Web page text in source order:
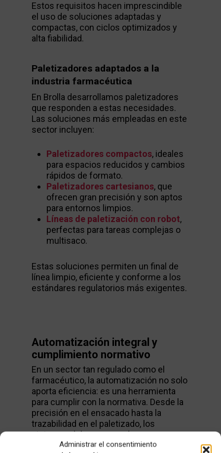
Administrar el consentimiento
Estos requisitos hacen imprescindible
el uso de soluciones adaptadas y
compactas, con ciclos optimizados y
alta fiabilidad.
Paletizadores adaptados a la
industria farmacéutica
En Brolla desarrollamos paletizadores
que responden a estas necesidades.
Las soluciones más empleadas en este
sector incluyen:
Paletizadores compactos, ideales
para espacios reducidos y cambios
rápidos de formato.
Paletizadores cartesianos, que
ofrecen gran precisión y son aptos
para entornos limpios.
Líneas de paletización con robot,
perfectas para tareas complejas o
multisaco.
Estas soluciones permiten un final de
línea limpio, eficiente y conforme a los
estándares regulatorios más exigentes.
Automatización integral y
cumplimiento normativo
En un sector tan regulado como el
farmacéutico, la automatización no solo
aporta eficiencia: es una herramienta
para cumplir con la normativa. Desde la
precisión en el ensacado hasta la
trazabilidad en el paletizado, los
sistemas deben responder a
estándares como GMP, FDA o ISO, y